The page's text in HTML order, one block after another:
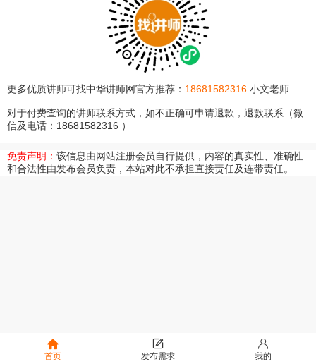
更多优质讲师可找中华讲师网官方推荐： 18681582316 小文老师
对于付费查询的讲师联系方式，如不正确可申请退款，退款联系（微
信及电话：18681582316 ）
免责声明： 该信息由网站注册会员自行提供，内容的真实性、准确性
和合法性由发布会员负责，本站对此不承担直接责任及连带责任。
首页 发布需求 我的